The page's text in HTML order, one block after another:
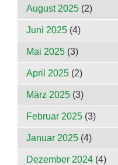
August 2025 (2)
Juni 2025 (4)
Mai 2025 (3)
April 2025 (2)
März 2025 (3)
Februar 2025 (3)
Januar 2025 (4)
Dezember 2024 (4)